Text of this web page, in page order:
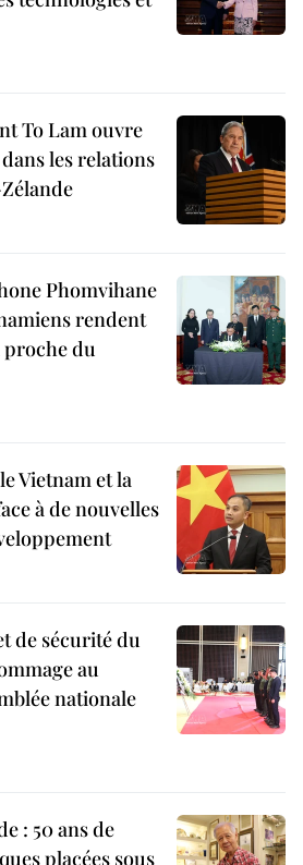
To Lam ouvre
les relations
Phomvihane
rendent
du
Vietnam et la
à de nouvelles
de sécurité du
au
nationale
: 50 ans de
placées sous